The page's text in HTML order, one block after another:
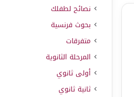
نصائح لطفلك
بحوث فرنسية
متفرقات
المرحلة الثانوية
أولى ثانوي
ثانية ثانوي